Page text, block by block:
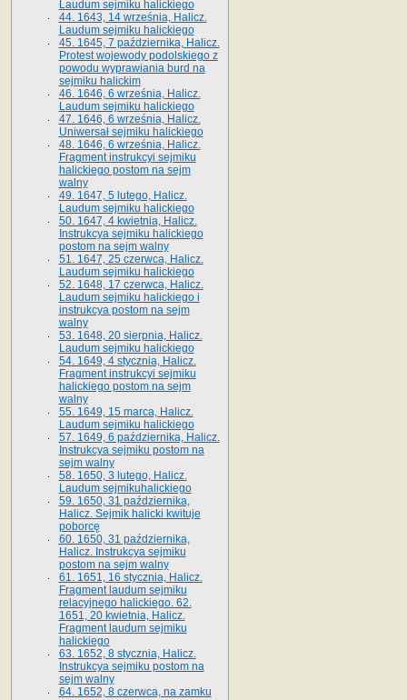
Laudum sejmiku halickiego
44. 1643, 14 września, Halicz.
Laudum sejmiku halickiego
45. 1645, 7 października, Halicz.
Protest wojewody podolskiego z
powodu wyprawiania burd na
sejmiku halickim
46. 1646, 6 września, Halicz.
Laudum sejmiku halickiego
47. 1646, 6 września, Halicz.
Uniwersał sejmiku halickiego
48. 1646, 6 września, Halicz.
Fragment instrukcyi sejmiku
halickiego postom na sejm
walny
49. 1647, 5 lutego, Halicz.
Laudum sejmiku halickiego
50. 1647, 4 kwietnia, Halicz.
Instrukcya sejmiku halickiego
postom na sejm walny
51. 1647, 25 czerwca, Halicz.
Laudum sejmiku halickiego
52. 1648, 17 czerwca, Halicz.
Laudum sejmiku halickiego i
instrukcya postom na sejm
walny
53. 1648, 20 sierpnia, Halicz.
Laudum sejmiku halickiego
54. 1649, 4 stycznia, Halicz.
Fragment instrukcyi sejmiku
halickiego postom na sejm
walny
55. 1649, 15 marca, Halicz.
Laudum sejmiku halickiego
57. 1649, 6 października, Halicz.
Instrukcya sejmiku postom na
sejm walny
58. 1650, 3 lutego, Halicz.
Laudum sejmikuhalickiego
59. 1650, 31 października,
Halicz. Sejmik halicki kwituje
poborcę
60. 1650, 31 października,
Halicz. Instrukcya sejmiku
postom na sejm walny
61. 1651, 16 stycznia, Halicz.
Fragment laudum sejmiku
relacyjnego halickiego. 62.
1651, 20 kwietnia, Halicz.
Fragment laudum sejmiku
halickiego
63. 1652, 8 stycznia, Halicz.
Instrukcya sejmiku postom na
sejm walny
64. 1652, 8 czerwca, na zamku